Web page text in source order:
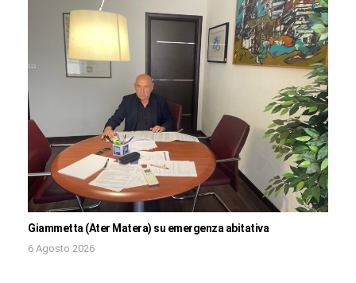
Giammetta (Ater Matera) su emergenza abitativa
6 Agosto 2026